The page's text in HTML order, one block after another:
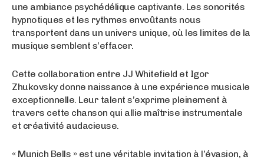
une ambiance psychédélique captivante. Les sonorités
hypnotiques et les rythmes envoûtants nous
transportent dans un univers unique, où les limites de la
musique semblent s’effacer.
Cette collaboration entre JJ Whitefield et Igor
Zhukovsky donne naissance à une expérience musicale
exceptionnelle. Leur talent s’exprime pleinement à
travers cette chanson qui allie maîtrise instrumentale
et créativité audacieuse.
« Munich Bells » est une véritable invitation à l’évasion, à